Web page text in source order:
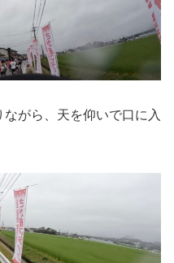
がら、天を仰いで口に入